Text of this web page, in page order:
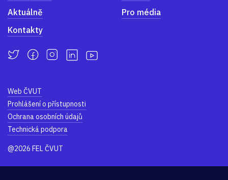
Aktuálně
Pro média
Kontakty
Web ČVUT
Prohlášení o přístupnosti
Ochrana osobních údajů
Technická podpora
@2026 FEL ČVUT